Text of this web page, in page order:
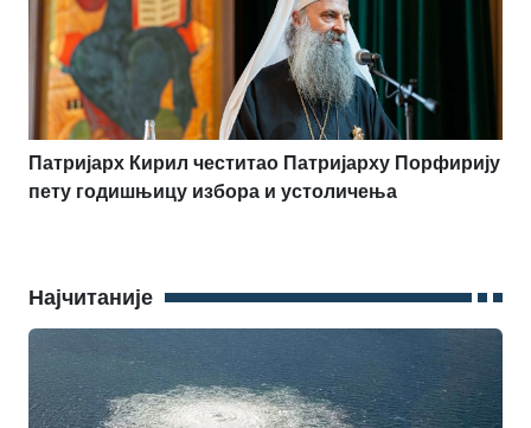
Патријарх Кирил честитао Патријарху Порфирију
пету годишњицу избора и устоличења
Најчитаније